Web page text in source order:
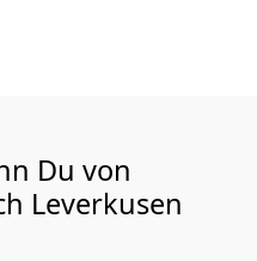
Du von
Leverkusen